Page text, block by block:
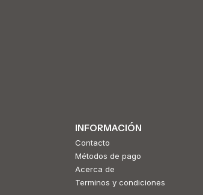
INFORMACIÓN
Contacto
Métodos de pago
Acerca de
Terminos y condiciones